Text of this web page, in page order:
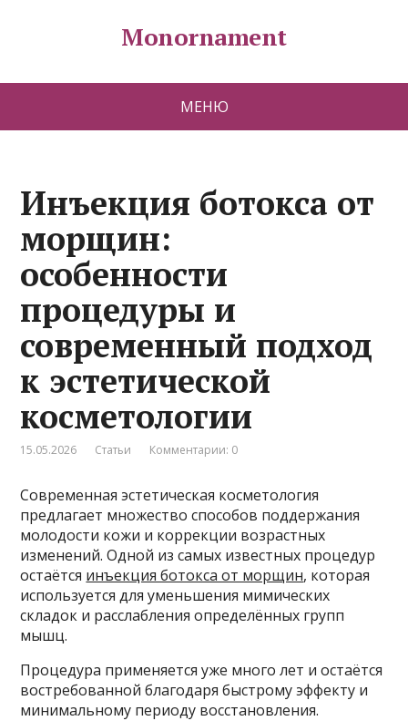
Monornament
МЕНЮ
Инъекция ботокса от
морщин:
особенности
процедуры и
современный подход
к эстетической
косметологии
15.05.2026 Статьи Комментарии: 0
Современная эстетическая косметология
предлагает множество способов поддержания
молодости кожи и коррекции возрастных
изменений. Одной из самых известных процедур
остаётся инъекция ботокса от морщин, которая
используется для уменьшения мимических
складок и расслабления определённых групп
мышц.
Процедура применяется уже много лет и остаётся
востребованной благодаря быстрому эффекту и
минимальному периоду восстановления.